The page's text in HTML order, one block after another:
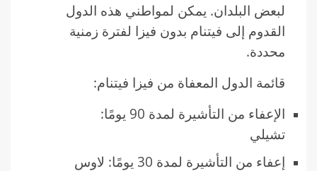
لبعض البلدان. يمكن لمواطني هذه الدول
القدوم إلى فيتنام بدون فيزا لفترة زمنية
محددة.
قائمة الدول المعفاة من فيزا فيتنام:
الإعفاء من التأشيرة لمدة 90 يومًا:
تشيلي
إعفاء من التأشيرة لمدة 30 يومًا: لاوس